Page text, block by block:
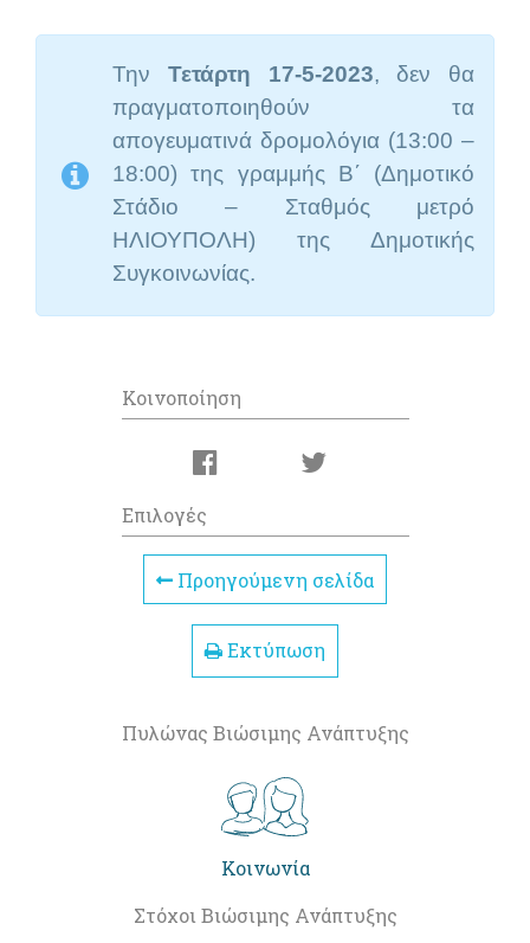
Την Τετάρτη 17-5-2023, δεν θα
πραγματοποιηθούν τα
απογευματινά δρομολόγια (13:00 –
18:00) της γραμμής Β΄ (Δημοτικό
Στάδιο – Σταθμός μετρό
ΗΛΙΟΥΠΟΛΗ) της Δημοτικής
Συγκοινωνίας.
Κοινοποίηση
Επιλογές
Προηγούμενη σελίδα
Εκτύπωση
Πυλώνας Βιώσιμης Ανάπτυξης
Κοινωνία
Στόχοι Βιώσιμης Ανάπτυξης